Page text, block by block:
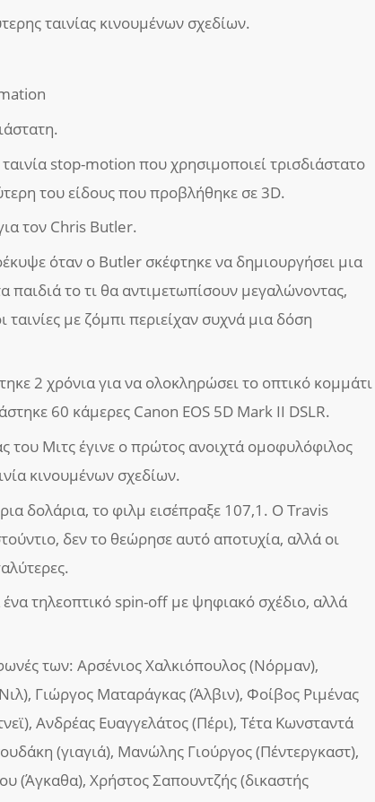
ταινίας κινουμένων σχεδίων.
stop-motion που χρησιμοποιεί τρισδιάστατο
του είδους που προβλήθηκε σε 3D.
τον Chris Butler.
όταν ο Butler σκέφτηκε να δημιουργήσει μια
παιδιά το τι θα αντιμετωπίσουν μεγαλώνοντας,
ταινίες με ζόμπι περιείχαν συχνά μια δόση
2 χρόνια για να ολοκληρώσει το οπτικό κομμάτι
60 κάμερες Canon EOS 5D Mark II DSLR.
του Μιτς έγινε ο πρώτος ανοιχτά ομοφυλόφιλος
κινουμένων σχεδίων.
δολάρια, το φιλμ εισέπραξε 107,1. Ο Travis
δεν το θεώρησε αυτό αποτυχία, αλλά οι
ένα τηλεοπτικό spin-off με ψηφιακό σχέδιο, αλλά
των: Αρσένιος Χαλκιόπουλος (Νόρμαν),
Γιώργος Ματαράγκας (Άλβιν), Φοίβος Ριμένας
Ανδρέας Ευαγγελάτος (Πέρι), Τέτα Κωνσταντά
(γιαγιά), Μανώλης Γιούργος (Πέντεργκαστ),
(Άγκαθα), Χρήστος Σαπουντζής (δικαστής